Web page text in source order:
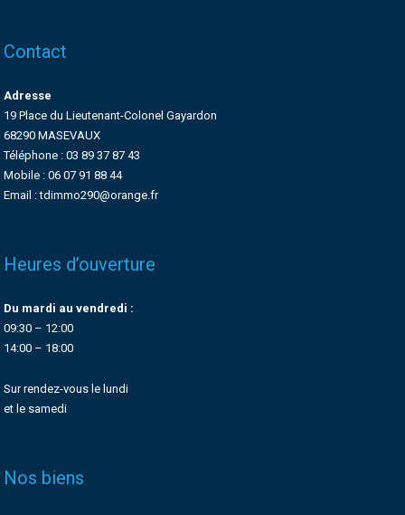
Contact
Adresse
19 Place du Lieutenant-Colonel Gayardon
68290 MASEVAUX
Téléphone : 03 89 37 87 43
Mobile : 06 07 91 88 44
Email : tdimmo290@orange.fr
Heures d’ouverture
Du mardi au vendredi :
09:30 – 12:00
14:00 – 18:00
Sur rendez-vous le lundi
et le samedi
Nos biens